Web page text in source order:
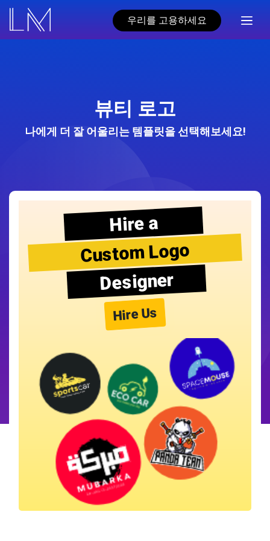
우리를 고용하세요
뷰티 로고
나에게 더 잘 어울리는 템플릿을 선택해보세요!
Hire a
Custom Logo
Designer
Hire Us